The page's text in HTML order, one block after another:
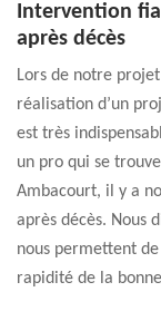
Intervention
après décès
Lors de notre
réalisation d’un
est très
un pro qui se
Ambacourt, il y a
après décès. Nous
nous permettent
rapidité de la